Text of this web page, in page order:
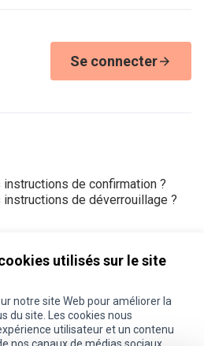
utilisés sur le site
notre site Web pour améliorer la
du site. Les cookies nous
utilisateur et un contenu
Se connecter
instructions de confirmation ?
instructions de déverrouillage ?